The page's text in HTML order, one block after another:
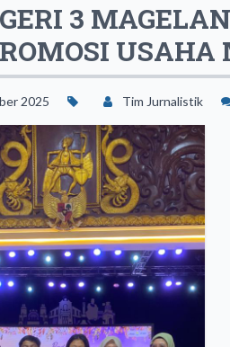
3
2025 Tim Jurnalistik